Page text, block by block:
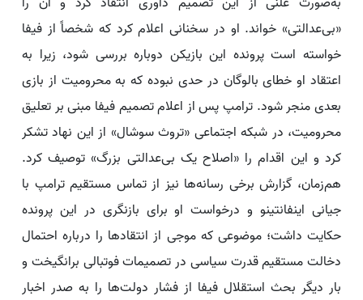
«بی‌عدالتی» خواند. او در سخنانی اعلام کرد که شخصاً از فیفا
خواسته است پرونده این بازیکن دوباره بررسی شود، زیرا به
اعتقاد او خطای بالوگان در حدی نبوده که به محرومیت از بازی
بعدی منجر شود. ترامپ پس از اعلام تصمیم فیفا مبنی بر تعلیق
محرومیت، در شبکه اجتماعی «تروث سوشال» از این نهاد تشکر
کرد و این اقدام را «اصلاح یک بی‌عدالتی بزرگ» توصیف کرد.
هم‌زمان، گزارش برخی رسانه‌ها نیز از تماس مستقیم ترامپ با
جیانی اینفانتینو و درخواست او برای بازنگری در این پرونده
حکایت داشت؛ موضوعی که موجی از انتقادها را درباره احتمال
دخالت مستقیم قدرت سیاسی در تصمیمات فوتبالی برانگیخت و
بار دیگر بحث استقلال فیفا از فشار دولت‌ها را به صدر اخبار